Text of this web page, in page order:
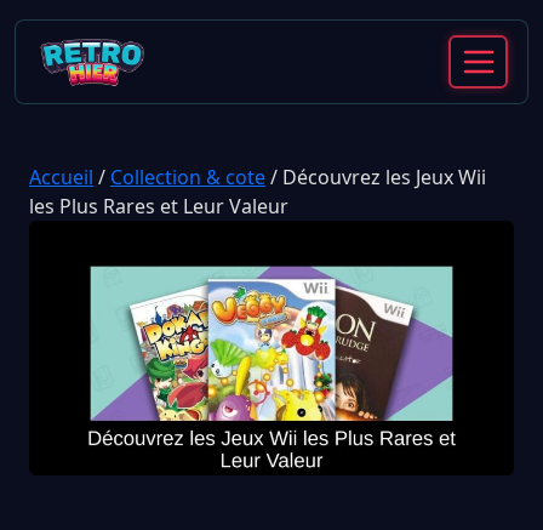
Accueil / Collection & cote/ Découvrez les Jeux Wii
les Plus Rares et Leur Valeur